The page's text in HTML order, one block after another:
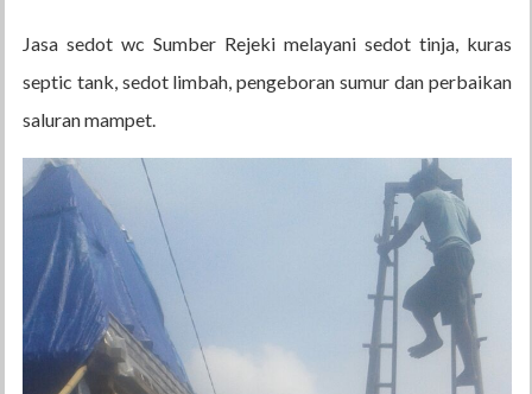
Jasa sedot wc Sumber Rejeki melayani sedot tinja, kuras
septic tank, sedot limbah, pengeboran sumur dan perbaikan
saluran mampet.